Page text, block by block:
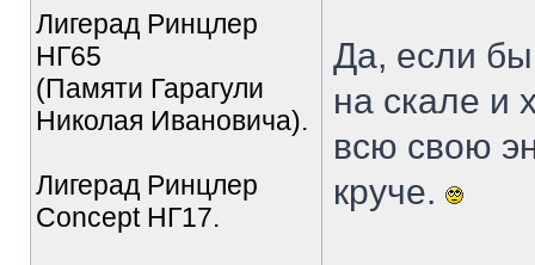
Лигерад Ринцлер
НГ65
(Памяти Гарагули
Николая Ивановича).
Лигерад Ринцлер
Concept НГ17.
Да, если бы
на скале и
всю свою
круче.